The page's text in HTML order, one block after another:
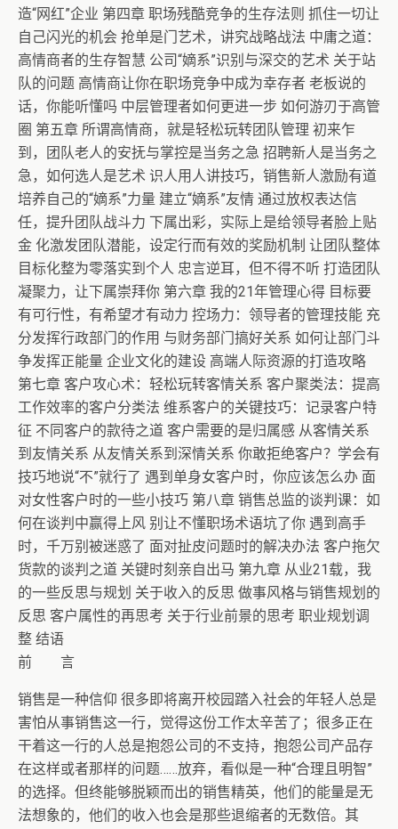
造“网红”企业 第四章 职场残酷竞争的生存法则 抓住一切让
自己闪光的机会 抢单是门艺术，讲究战略战法 中庸之道：
高情商者的生存智慧 公司“嫡系”识别与深交的艺术 关于站
队的问题 高情商让你在职场竞争中成为幸存者 老板说的
话，你能听懂吗 中层管理者如何更进一步 如何游刃于高管
圈 第五章 所谓高情商，就是轻松玩转团队管理 初来乍
到，团队老人的安抚与掌控是当务之急 招聘新人是当务之
急，如何选人是艺术 识人用人讲技巧，销售新人激励有道
培养自己的“嫡系”力量 建立“嫡系”友情 通过放权表达信
任，提升团队战斗力 下属出彩，实际上是给领导者脸上贴
金 化激发团队潜能，设定行而有效的奖励机制 让团队整体
目标化整为零落实到个人 忠言逆耳，但不得不听 打造团队
凝聚力，让下属崇拜你 第六章 我的21年管理心得 目标要
有可行性，有希望才有动力 控场力：领导者的管理技能 充
分发挥行政部门的作用 与财务部门搞好关系 如何让部门斗
争发挥正能量 企业文化的建设 高端人际资源的打造攻略
第七章 客户攻心术：轻松玩转客情关系 客户聚类法：提高
工作效率的客户分类法 维系客户的关键技巧：记录客户特
征 不同客户的款待之道 客户需要的是归属感 从客情关系
到友情关系 从友情关系到深情关系 你敢拒绝客户？学会有
技巧地说“不”就行了 遇到单身女客户时，你应该怎么办 面
对女性客户时的一些小技巧 第八章 销售总监的谈判课：如
何在谈判中赢得上风 别让不懂职场术语坑了你 遇到高手
时，千万别被迷惑了 面对扯皮问题时的解决办法 客户拖欠
货款的谈判之道 关键时刻亲自出马 第九章 从业21载，我
的一些反思与规划 关于收入的反思 做事风格与销售规划的
反思 客户属性的再思考 关于行业前景的思考 职业规划调
整 结语
前 言
销售是一种信仰 很多即将离开校园踏入社会的年轻人总是
害怕从事销售这一行，觉得这份工作太辛苦了；很多正在
干着这一行的人总是抱怨公司的不支持，抱怨公司产品存
在这样或者那样的问题……放弃，看似是一种“合理且明智”
的选择。但终能够脱颖而出的销售精英，他们的能量是无
法想象的，他们的收入也会是那些退缩者的无数倍。其